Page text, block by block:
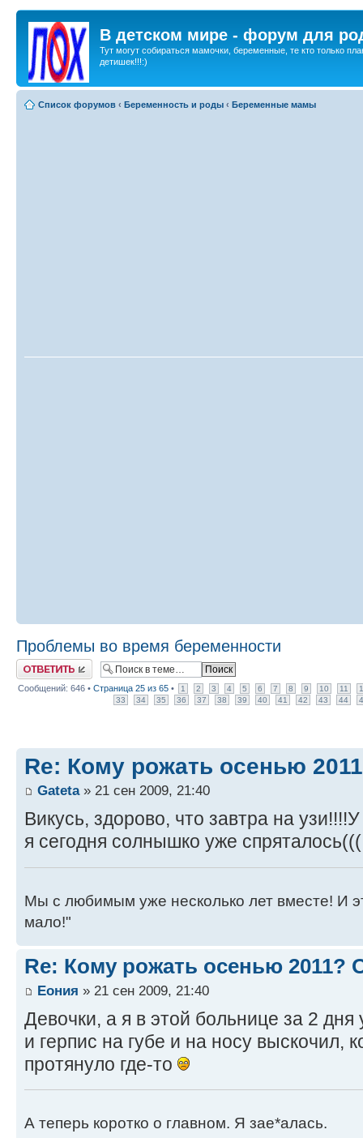
В детском мире - форум для
Тут могут собираться мамочки, беременные, те кто только
детишек!!!:)
Список форумов ‹ Беременность и роды ‹ Беременные мамы
Проблемы во время беременности
Ответить
Сообщений: 646 • Страница 25 из 65 • 1 2 3 4 5 6 7 8 9 10 11
33
34 35 36 37 38 39 40 41 42 43 44
Re: Кому рожать осенью
Gateta» 21 сен 2009, 21:40
Викусь, здорово, что завтра на
я сегодня солнышко уже спряталось(((
Мы с любимым уже несколько лет вместе! И
мало!"
Re: Кому рожать осенью 2011?
Еония » 21 сен 2009, 21:40
Девочки, а я в этой больнице за 2
и герпис на губе и на носу выскочил,
протянуло где-то
А теперь коротко о главном. Я зае*алась.